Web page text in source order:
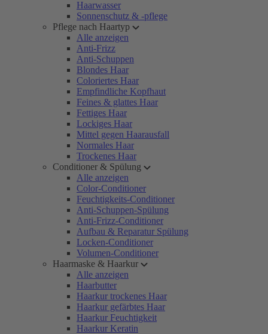
Haarwasser
Sonnenschutz & -pflege
Pflege nach Haartyp
Alle anzeigen
Anti-Frizz
Anti-Schuppen
Blondes Haar
Coloriertes Haar
Empfindliche Kopfhaut
Feines & glattes Haar
Fettiges Haar
Lockiges Haar
Mittel gegen Haarausfall
Normales Haar
Trockenes Haar
Conditioner & Spülung
Alle anzeigen
Color-Conditioner
Feuchtigkeits-Conditioner
Anti-Schuppen-Spülung
Anti-Frizz-Conditioner
Aufbau & Reparatur Spülung
Locken-Conditioner
Volumen-Conditioner
Haarmaske & Haarkur
Alle anzeigen
Haarbutter
Haarkur trockenes Haar
Haarkur gefärbtes Haar
Haarkur Feuchtigkeit
Haarkur Keratin